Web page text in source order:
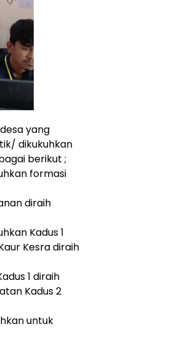
yang
dikukuhkan
berikut ;
formasi
diraih
Kadus 1
Kesra diraih
1 diraih
Kadus 2
untuk